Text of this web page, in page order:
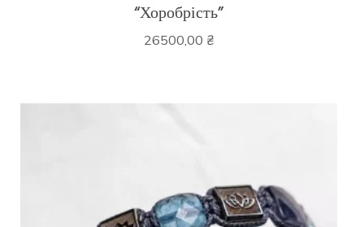
“Хоробрість”
26500,00 ₴